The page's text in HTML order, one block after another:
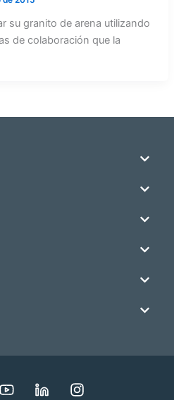
su granito de arena utilizando
de colaboración que la
I